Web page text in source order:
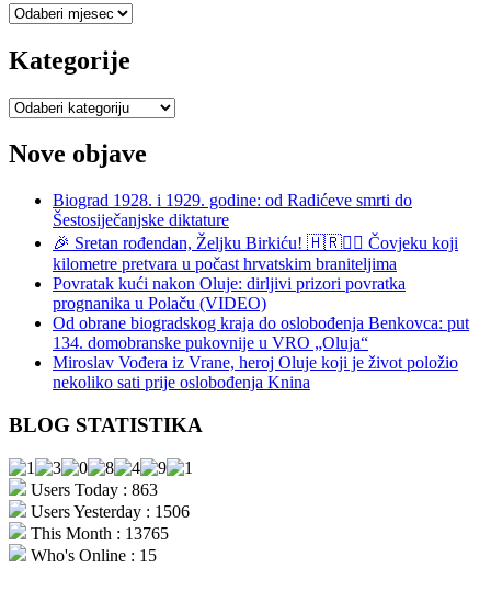
Sve
Kategorije
Kategorije
Nove objave
Biograd 1928. i 1929. godine: od Radićeve smrti do
Šestosiječanjske diktature
🎉 Sretan rođendan, Željku Birkiću! 🇭🇷🏃‍♂️ Čovjeku koji
kilometre pretvara u počast hrvatskim braniteljima
Povratak kući nakon Oluje: dirljivi prizori povratka
prognanika u Polaču (VIDEO)
Od obrane biogradskog kraja do oslobođenja Benkovca: put
134. domobranske pukovnije u VRO „Oluja“
Miroslav Vođera iz Vrane, heroj Oluje koji je život položio
nekoliko sati prije oslobođenja Knina
BLOG STATISTIKA
Users Today : 863
Users Yesterday : 1506
This Month : 13765
Who's Online : 15